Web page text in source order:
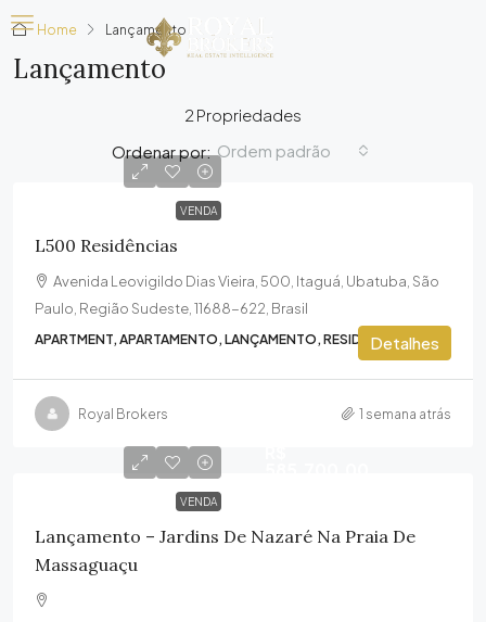
Home Lançamento
Lançamento
2 Propriedades
Ordenar por: Ordem padrão
VENDA
L500 Residências
Avenida Leovigildo Dias Vieira, 500, Itaguá, Ubatuba, São
Paulo, Região Sudeste, 11688-622, Brasil
APARTMENT, APARTAMENTO, LANÇAMENTO, RESIDENTIALDetalhes
Royal Brokers 1 semana atrás
VENDA
Lançamento – Jardins De Nazaré Na Praia De
Massaguaçu